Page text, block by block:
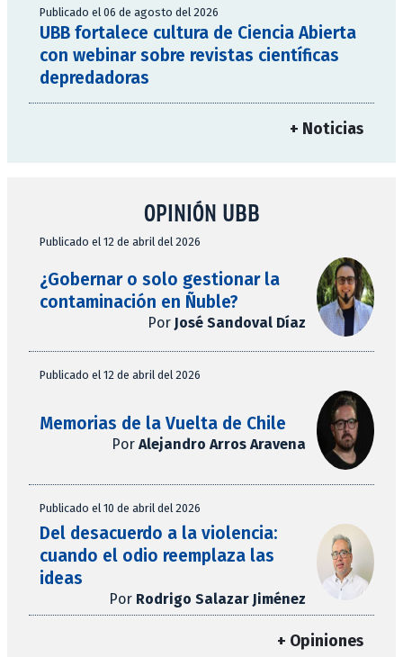
Publicado el 06 de agosto del 2026
UBB fortalece cultura de Ciencia Abierta
con webinar sobre revistas científicas
depredadoras
+ Noticias
OPINIÓN UBB
Publicado el 12 de abril del 2026
¿Gobernar o solo gestionar la
contaminación en Ñuble?
Por José Sandoval Díaz
Publicado el 12 de abril del 2026
Memorias de la Vuelta de Chile
Por Alejandro Arros Aravena
Publicado el 10 de abril del 2026
Del desacuerdo a la violencia:
cuando el odio reemplaza las
ideas
Por Rodrigo Salazar Jiménez
+ Opiniones